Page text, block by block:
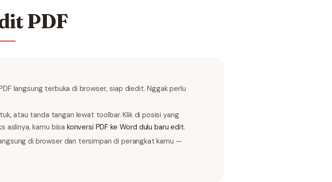
PDF
langsung terbuka di browser, siap diedit. Nggak perlu
atau tanda tangan lewat toolbar. Klik di posisi yang
aslinya, kamu bisa konversi PDF ke Word dulu baru edit.
di browser dan tersimpan di perangkat kamu —